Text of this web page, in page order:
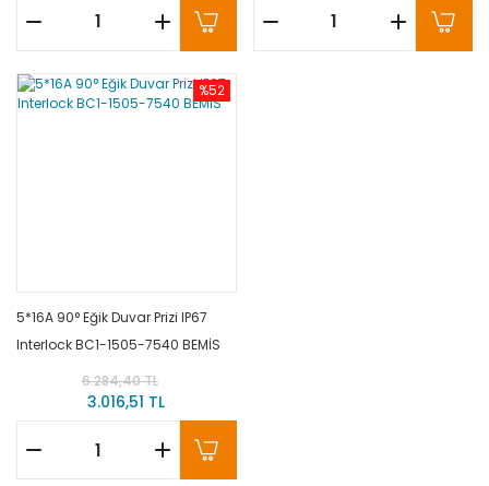
%52
5*16A 90° Eğik Duvar Prizi IP67
Interlock BC1-1505-7540 BEMİS
6.284,40 TL
3.016,51 TL